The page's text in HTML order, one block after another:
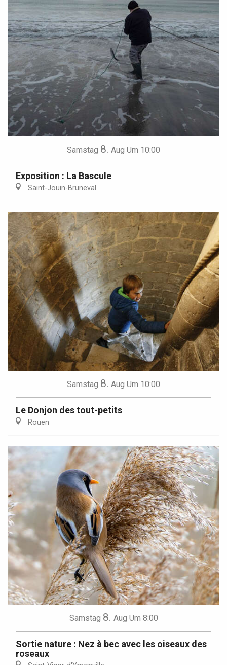
Samstag 8. Aug Um 10:00
Exposition : La Bascule
Saint-Jouin-Bruneval
Samstag 8. Aug Um 10:00
Le Donjon des tout-petits
Rouen
Samstag 8. Aug Um 8:00
Sortie nature : Nez à bec avec les oiseaux des
roseaux